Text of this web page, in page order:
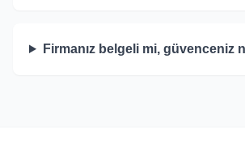
Firmanız belgeli mi, güvenceniz